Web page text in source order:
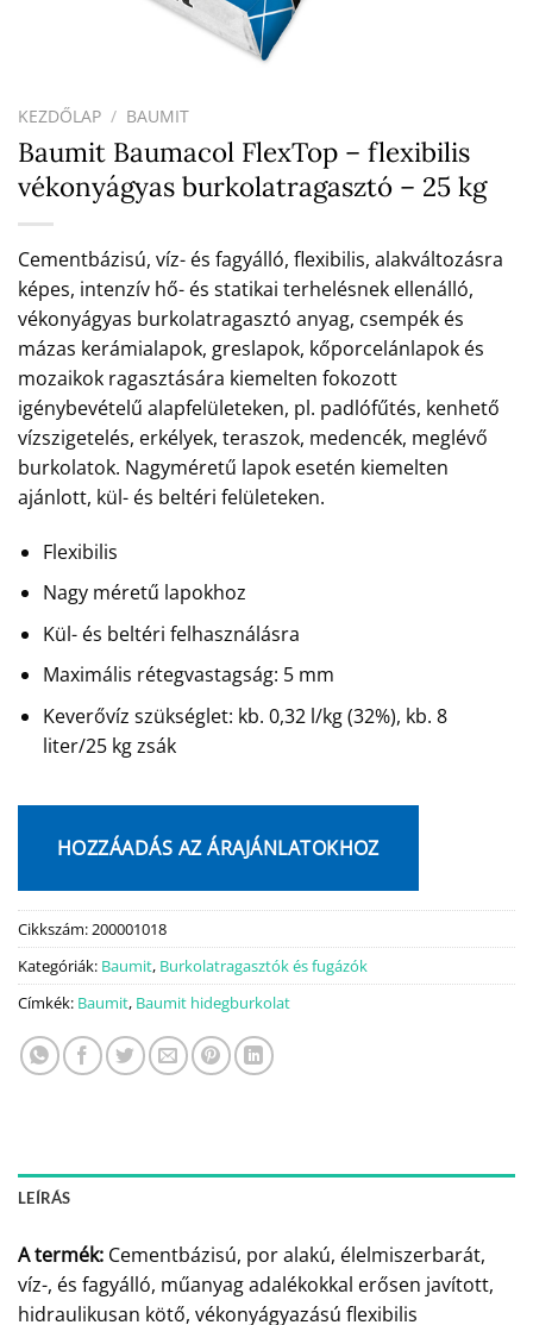
KEZDŐLAP / BAUMIT
Baumit Baumacol FlexTop – flexibilis
vékonyágyas burkolatragasztó – 25 kg
Cementbázisú, víz- és fagyálló, flexibilis, alakváltozásra
képes, intenzív hő- és statikai terhelésnek ellenálló,
vékonyágyas burkolatragasztó anyag, csempék és
mázas kerámialapok, greslapok, kőporcelánlapok és
mozaikok ragasztására kiemelten fokozott
igénybevételű alapfelületeken, pl. padlófűtés, kenhető
vízszigetelés, erkélyek, teraszok, medencék, meglévő
burkolatok. Nagyméretű lapok esetén kiemelten
ajánlott, kül- és beltéri felületeken.
Flexibilis
Nagy méretű lapokhoz
Kül- és beltéri felhasználásra
Maximális rétegvastagság: 5 mm
Keverővíz szükséglet: kb. 0,32 l/kg (32%), kb. 8
liter/25 kg zsák
HOZZÁADÁS AZ ÁRAJÁNLATOKHOZ
Cikkszám:200001018
Kategóriák: Baumit, Burkolatragasztók és fugázók
Címkék: Baumit, Baumit hidegburkolat
LEÍRÁS
A termék: Cementbázisú, por alakú, élelmiszerbarát,
víz-, és fagyálló, műanyag adalékokkal erősen javított,
hidraulikusan kötő, vékonyágyazású flexibilis